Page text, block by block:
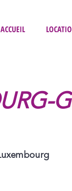
ACCUEIL